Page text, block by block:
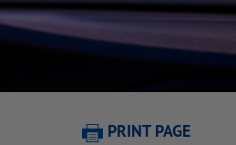
PRINT PAGE